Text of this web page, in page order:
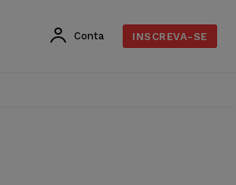
Conta INSCREVA-SE